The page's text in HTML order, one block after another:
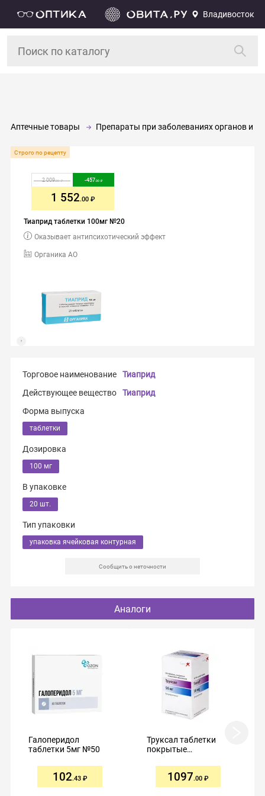
Владивосток
Аптечные товары Препараты при заболеваниях органов и
Строго по рецепту
Тиаприд таблетки 100мг №20
Органика АО
Оказывает антипсихотический эффект
2 009.00 -457.00
1 552.00
Торговое наименование
Тиаприд
Действующее вещество
Тиаприд
Форма выпуска
таблетки
Дозировка
100 мг
В упаковке
20 шт.
Тип упаковки
упаковка ячейковая контурная
Сообщить о неточности
Аналоги
Галоперидол
таблетки 5мг №50
102.43
Труксал таблетки
покрытые
оболочкой 50мг №50
1097.00